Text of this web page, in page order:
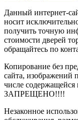
Данный интернет-
носит
получить точную
стоимости дверей
обращайтесь по
Копирование без
сайта, изображений
числе
ЗАПРЕЩЕНО!!!!
Незаконное